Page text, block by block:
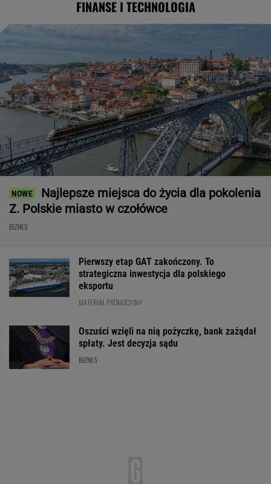
FINANSE I TECHNOLOGIA
Najlepsze miejsca do życia dla pokolenia
Z. Polskie miasto w czołówce
BIZNES
Pierwszy etap GAT zakończony. To
strategiczna inwestycja dla polskiego
eksportu
MATERIAŁ PROMOCYJNY
Oszuści wzięli na nią pożyczkę, bank zażądał
spłaty. Jest decyzja sądu
BIZNES